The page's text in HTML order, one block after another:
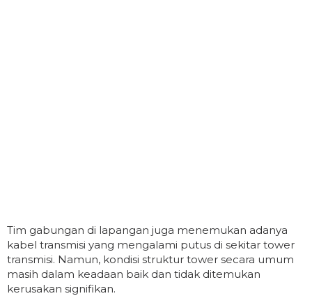
Tim gabungan di lapangan juga menemukan adanya
kabel transmisi yang mengalami putus di sekitar tower
transmisi. Namun, kondisi struktur tower secara umum
masih dalam keadaan baik dan tidak ditemukan
kerusakan signifikan.